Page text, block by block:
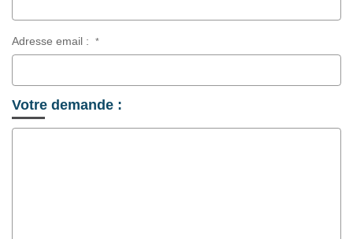
Adresse email : *
Votre demande :